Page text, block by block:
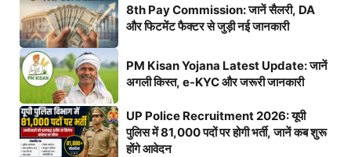
8th Pay Commission: जानें सैलरी, DA
और फिटमेंट फैक्टर से जुड़ी नई जानकारी
PM Kisan Yojana Latest Update: जानें
अगली किस्त, e-KYC और जरूरी जानकारी
UP Police Recruitment 2026: यूपी
पुलिस में 81,000 पदों पर होगी भर्ती, जानें कब शुरू
होंगे आवेदन